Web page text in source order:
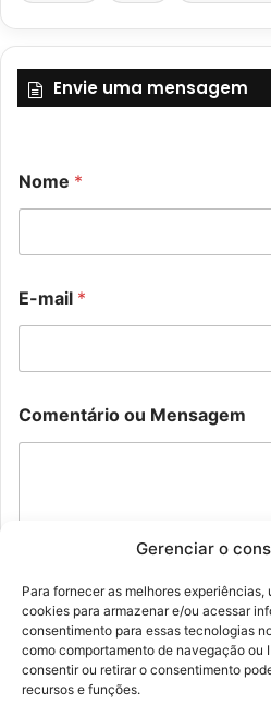
Gerenciar o
Para fornecer as melhores
cookies para armazenar e/ou acessar
consentimento para essas tecnologias
como comportamento de navegação ou
consentir ou retirar o consentimento
recursos e funções.
Envie uma mensagem
o
m
m
a
i
C
m
r
Nome *
E-mail *
o
m
m
t
á
r
o
M
Comentário ou Mensagem
Enviar